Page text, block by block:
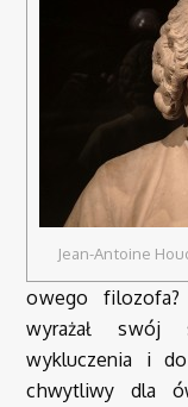
Jean-Antoine
owego filozofa?
wyrażał swój
wykluczenia i
chwytliwy dla